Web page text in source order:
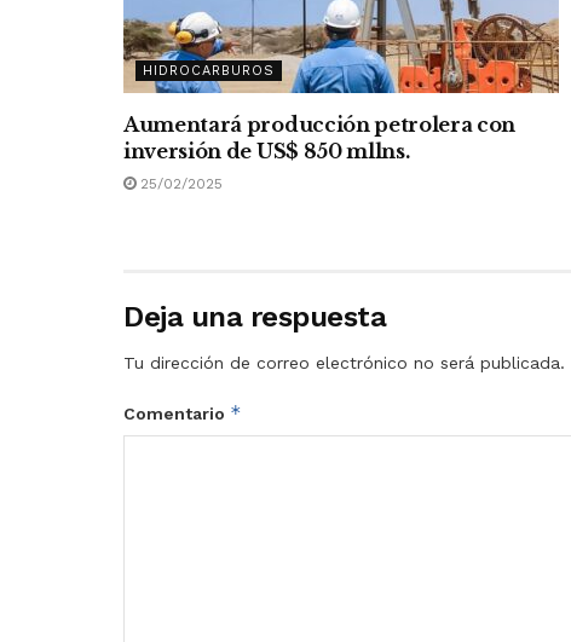
HIDROCARBUROS
Aumentará producción petrolera con
inversión de US$ 850 mllns.
25/02/2025
Deja una respuesta
Tu dirección de correo electrónico no será publicada.
Comentario *